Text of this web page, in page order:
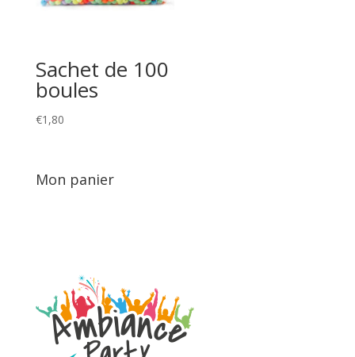
Sachet de 100
boules
€1,80
Mon panier